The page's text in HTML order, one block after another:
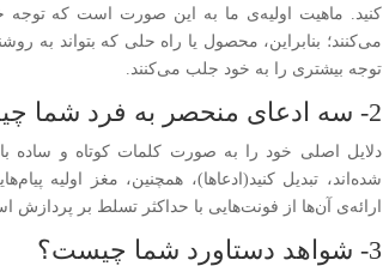
کنید. ماهیت اولیه‌ی ما به این صورت است که توجه
می‌کنند؛ بنابراین، محصول یا راه حلی که بتواند به
توجه بیشتری را به خود جلب می‌کنند.
2- سه ادعای منحصر به فرد شما چیست؟
دلایل اصلی خود را به صورت کلمات کوتاه و ساده
شده‌اند، تبدیل کنید(ادعاها)، همچنین، مغز اولیه
ارائه‌ی آن‌ها از فونت‌هایی با حداکثر تسلط بر پردازش
3- شواهد دستاورد شما چیست؟